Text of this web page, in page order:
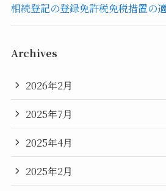
相続登記の登録免許税免税措置の
Archives
2026年2月
2025年7月
2025年4月
2025年2月